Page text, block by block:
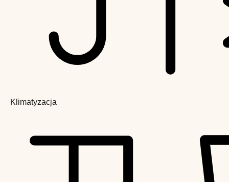
Klimatyzacja